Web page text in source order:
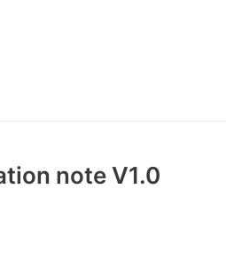
note V1.0